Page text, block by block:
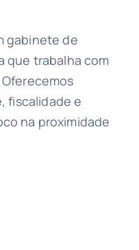
gabinete de
que trabalha com
fiscalidade e
na proximidade